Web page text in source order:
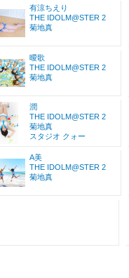
有涼ちえり
THE IDOLM@STER 2
菊地真
曖歌
THE IDOLM@STER 2
菊地真
潤
THE IDOLM@STER 2
菊地真
スタジオ クォー
A美
THE IDOLM@STER 2
菊地真